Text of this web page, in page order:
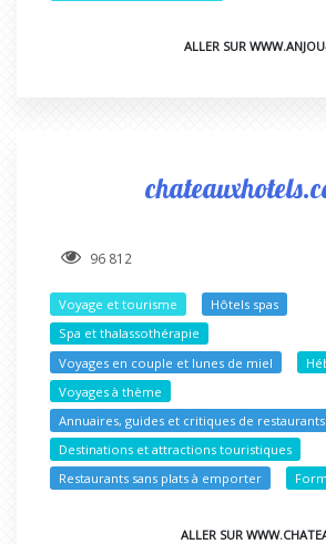
ALLER SUR
96 812
Voyage et tourisme
Hôtels spas
Spa et thalassothérapie
Voyages en couple et lunes de miel
Voyages à thème
Annuaires, guides et critiques de restaurants
Destinations et attractions touristiques
Restaurants sans plats à emporter
ALLER SUR